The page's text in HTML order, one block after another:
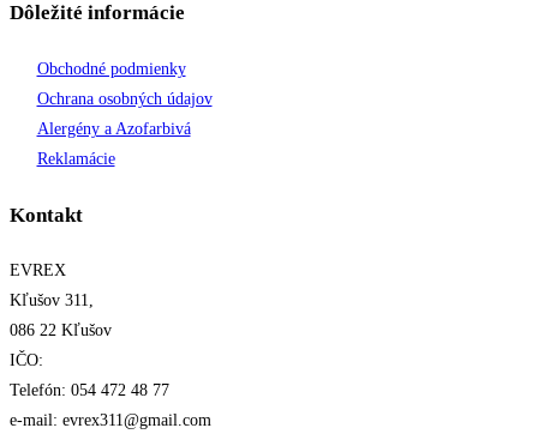
Dôležité informácie
Obchodné podmienky
Ochrana osobných údajov
Alergény a Azofarbivá
Reklamácie
Kontakt
EVREX
Kľušov 311,
086 22 Kľušov
IČO:
Telefón: 054 472 48 77
e-mail: evrex311@gmail.com